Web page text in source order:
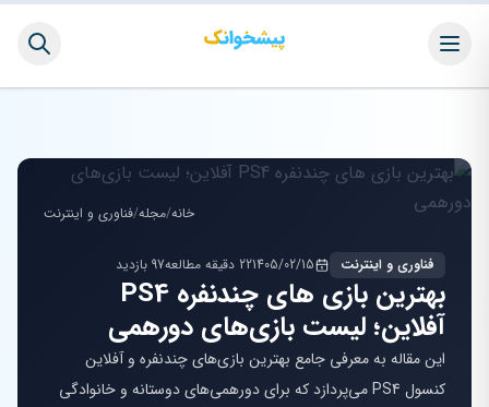
خانه/مجله/فناوری و اینترنت
فناوری و اینترنت 1405/02/1522 دقیقه مطالعه 97 بازدید
بهترین بازی های چندنفره PS4
آفلاین؛ لیست بازی‌های دورهمی
این مقاله به معرفی جامع بهترین بازی‌های چندنفره و آفلاین
کنسول PS4 می‌پردازد که برای دورهمی‌های دوستانه و خانوادگی